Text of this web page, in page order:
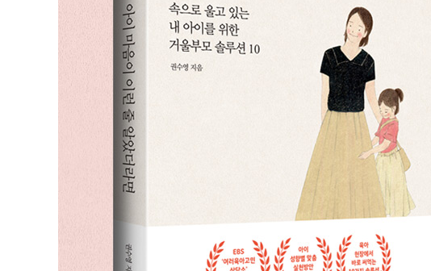
건강한 놀이, 병든 놀이
감정을 공유하는 놀이의 힘
공격성을 다스리는 현명한 거울이란
[거울부모가 되기 위한 STEP 8] 감정을 비추는 현명한 거울 되기
09 아이의 감정에 이름을 붙여주자
아이의 감정을 구체적인 단어로 설명하기
감정단어장에 틈틈이 기록하기
[거울부모가 되기 위한 STEP 9] 감정단어를 사용하여 아이와 공감하기